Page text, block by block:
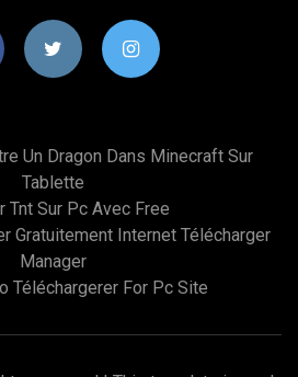
Un Dragon Dans Minecraft Sur
Tablette
Tnt Sur Pc Avec Free
Gratuitement Internet Télécharger
Manager
Téléchargerer For Pc Site